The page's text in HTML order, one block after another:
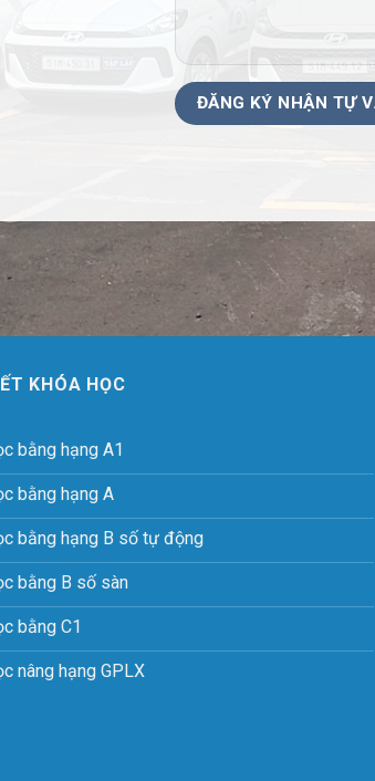
KHÓA HỌC
bằng hạng A1
bằng hạng A
bằng hạng B số tự động
bằng B số sàn
bằng C1
nâng hạng GPLX